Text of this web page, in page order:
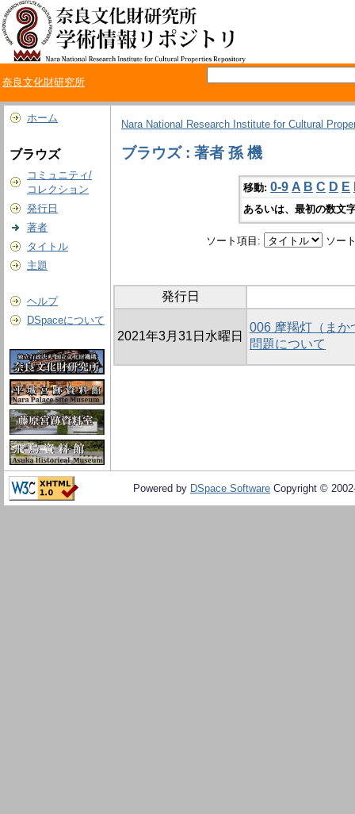
奈良文化財研究所
ホーム
ブラウズ
コミュニティ/
コレクション
発行日
著者
タイトル
主題
ヘルプ
DSpaceについて
Nara National Research Institute for Cultural
ブラウズ : 著者 孫 機
移動: 0-9 A B C D E
あるいは、最初の数文
ソート項目: ソー
発行日
2021年3月31日水曜日
006 摩羯灯（ま
問題について
Powered by DSpace Software Copyright ©